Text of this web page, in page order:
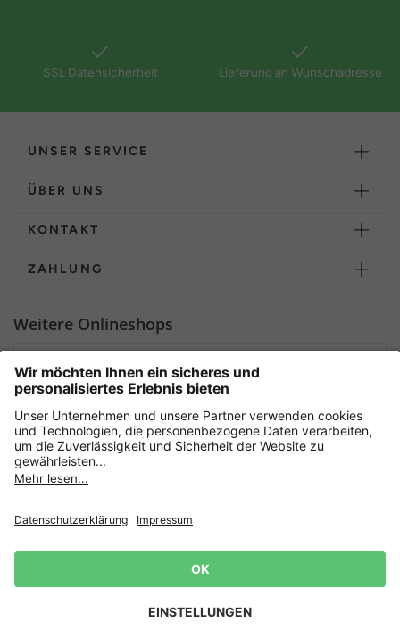
SSL Datensicherheit Lieferung an Wunschadresse
UNSER SERVICE
ÜBER UNS
KONTAKT
ZAHLUNG
Weitere Onlineshops
Sicher einkaufen mit
Widerrufsrecht
Impressum
Newsletter
Jetzt
Zur Anmeldung